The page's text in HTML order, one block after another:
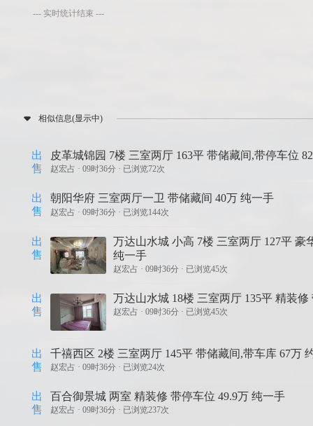
--- 实时统计结束 ---
相似信息(显示中)
出
售
皮革城锦园 7楼 三室两厅 163平 带储藏间,带停车位
赵宏占 ·09时36分 · 已浏览72次
出
售
朝阳华府 三室两厅一卫 带储藏间 40万 纯一手
赵宏占 ·09时36分 · 已浏览144次
出
售
万达山水城 小高 7楼 三室两厅 127平 豪
纯一手
赵宏占 · 09时36分 · 已浏览45次
出
售
万达山水城 18楼 三室两厅 135平 精装
赵宏占 · 09时36分 · 已浏览45次
出
售
千禧西区 2楼 三室两厅 145平 带储藏间,带车库 67万
赵宏占 ·09时36分 · 已浏览24次
出
售
百合御景城 两室 精装修 带停车位 49.9万 纯一手
赵宏占 ·09时36分 · 已浏览237次